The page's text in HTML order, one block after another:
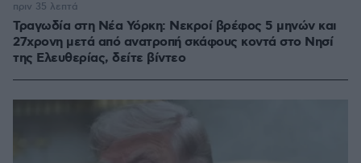
Τραγωδία στη Νέα Υόρκη: Νεκροί βρέφος 5 μηνών και
27χρονη μετά από ανατροπή σκάφους κοντά στο Νησί
της Ελευθερίας, δείτε βίντεο
πριν 35 λεπτά